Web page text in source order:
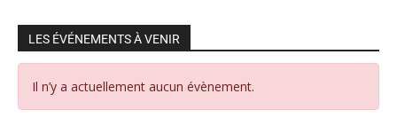
LES ÉVÉNEMENTS À VENIR
Il n’y a actuellement aucun évènement.